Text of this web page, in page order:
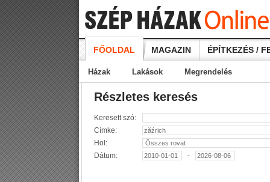
FŐOLDAL MAGAZIN ÉPÍTKEZÉS /
Házak Lakások Megrendelés
Részletes keresés
Keresett szó:
Címke:
Hol:
Dátum:
-